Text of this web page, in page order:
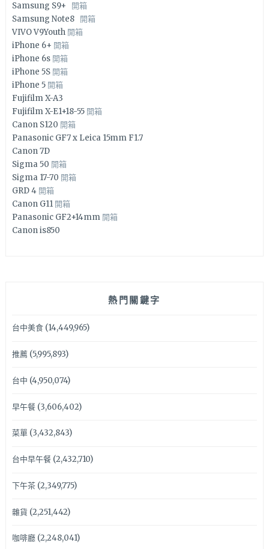
Samsung S9+ 開箱
Samsung Note8 開箱
VIVO V9Youth 開箱
iPhone 6+ 開箱
iPhone 6s 開箱
iPhone 5S 開箱
iPhone 5 開箱
Fujifilm X-A3
Fujifilm X-E1+18-55 開箱
Canon S120 開箱
Panasonic GF7 x Leica 15mm F1.7
Canon 7D
Sigma 50 開箱
Sigma 17-70 開箱
GRD 4 開箱
Canon G11 開箱
Panasonic GF2+14mm 開箱
Canon is850
熱門關鍵字
台中美食(14,449,965)
推薦(5,995,893)
台中 (4,950,074)
早午餐(3,606,402)
菜單(3,432,843)
台中早午餐(2,432,710)
下午茶(2,349,775)
雜貨 (2,251,442)
咖啡廳(2,248,041)